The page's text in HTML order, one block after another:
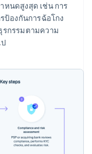
นดสูงสุด เช่น การ
ป้องกันการฉ้อโกง
กรรมตามความ